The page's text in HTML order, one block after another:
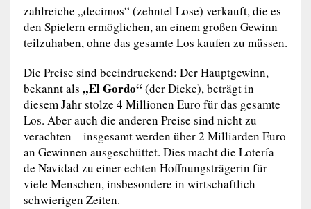
zahlreiche „decimos“ (zehntel Lose) verkauft, die es
den Spielern ermöglichen, an einem großen Gewinn
teilzuhaben, ohne das gesamte Los kaufen zu müssen.
Die Preise sind beeindruckend: Der Hauptgewinn,
bekannt als „El Gordo“(der Dicke), beträgt in
diesem Jahr stolze 4 Millionen Euro für das gesamte
Los. Aber auch die anderen Preise sind nicht zu
verachten – insgesamt werden über 2 Milliarden Euro
an Gewinnen ausgeschüttet. Dies macht die Lotería
de Navidad zu einer echten Hoffnungsträgerin für
viele Menschen, insbesondere in wirtschaftlich
schwierigen Zeiten.